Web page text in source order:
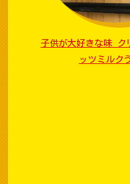
子供が大好きな味 ク
ッツミルク